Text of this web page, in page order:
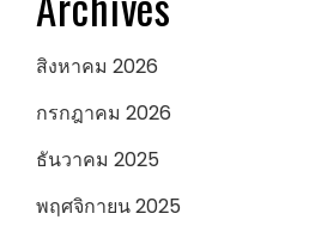
สิงหาคม 2026
กรกฎาคม 2026
ธันวาคม 2025
พฤศจิกายน 2025